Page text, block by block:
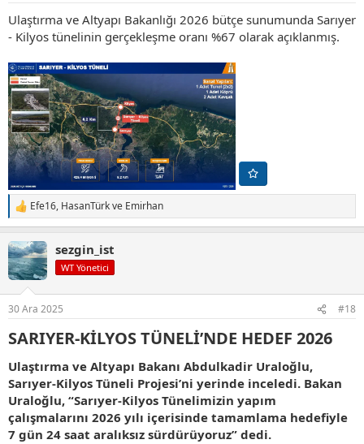
Ulaştırma ve Altyapı Bakanlığı 2026 bütçe sunumunda Sarıyer
- Kilyos tünelinin gerçekleşme oranı %67 olarak açıklanmış.
T
e
k
i
l
:
Efe16, HasanTürkve Emirhan
sezgin_ist
WT Yönetici
30 Ara 2025 #18
SARIYER-KİLYOS TÜNELİ’NDE HEDEF 2026​
Ulaştırma ve Altyapı Bakanı Abdulkadir Uraloğlu,
Sarıyer-Kilyos Tüneli Projesi’ni yerinde inceledi. Bakan
Uraloğlu, “Sarıyer-Kilyos Tünelimizin yapım
çalışmalarını 2026 yılı içerisinde tamamlama hedefiyle
7 gün 24 saat aralıksız sürdürüyoruz” dedi.